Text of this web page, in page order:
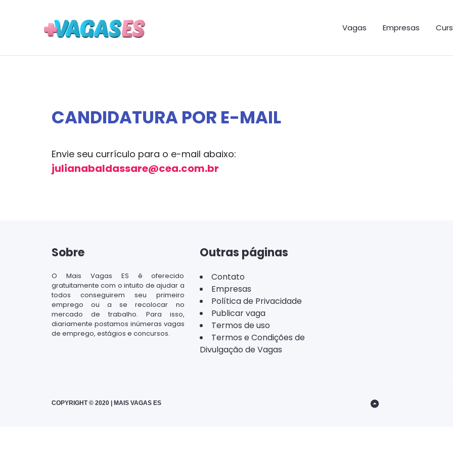
Vagas Empresas
CANDIDATURA POR E-MAIL
Envie seu currículo para o e-mail abaixo:
julianabaldassare@cea.com.br
Sobre
O Mais Vagas ES é oferecido
gratuitamente com o intuito de ajudar a
todos conseguirem seu primeiro
emprego ou a se recolocar no
mercado de trabalho. Para isso,
diariamente postamos inúmeras vagas
de emprego, estágios e concursos.
Outras páginas
Contato
Empresas
Política de Privacidade
Publicar vaga
Termos de uso
Termos e Condições de
Divulgação de Vagas
COPYRIGHT © 2020 | MAIS VAGAS ES
Back